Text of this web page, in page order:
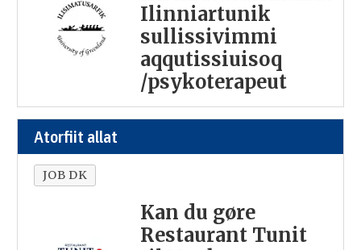
Ilinniartunik
sullissivimmi
aqqutissiuisoq
/psykoterapeut
Atorfiit allat
JOB DK
Kan du gøre
Restaurant Tunit